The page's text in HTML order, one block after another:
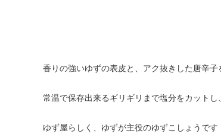
香りの強いゆずの表皮と、アク抜きした唐辛子
常温で保存出来るギリギリまで塩分をカットし、
ゆず屋らしく、ゆずが主役のゆずこしょうです